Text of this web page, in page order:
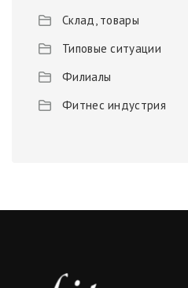
Склад, товары
Типовые ситуации
Филиалы
Фитнес индустрия